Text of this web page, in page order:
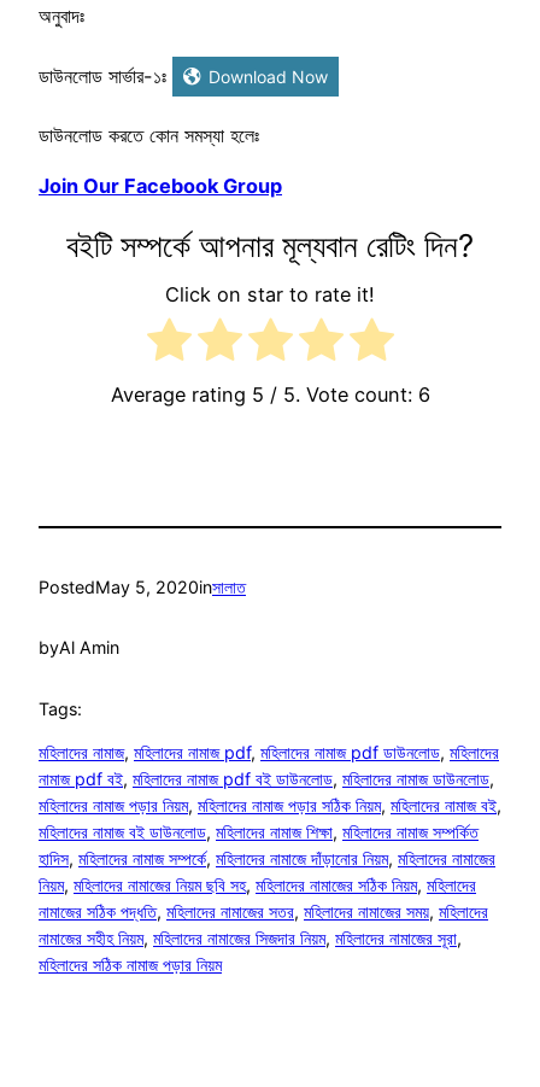
অনুবাদঃ
ডাউনলোড সার্ভার-১ঃ Download Now
ডাউনলোড করতে কোন সমস্যা হলেঃ
Join Our Facebook Group
বইটি সম্পর্কে আপনার মূল্যবান রেটিং দিন?
Click on star to rate it!
Average rating 5 / 5. Vote count: 6
PostedMay 5, 2020inসালাত
byAl Amin
Tags:
মহিলাদের নামাজ, মহিলাদের নামাজ pdf, মহিলাদের নামাজ pdf ডাউনলোড, মহিলাদের
নামাজ pdf বই, মহিলাদের নামাজ pdf বই ডাউনলোড, মহিলাদের নামাজ ডাউনলোড
মহিলাদের নামাজ পড়ার নিয়ম, মহিলাদের নামাজ পড়ার সঠিক নিয়ম, মহিলাদের নামাজ বই
মহিলাদের নামাজ বই ডাউনলোড, মহিলাদের নামাজ শিক্ষা, মহিলাদের নামাজ সম্পর্কিত
হাদিস, মহিলাদের নামাজ সম্পর্কে, মহিলাদের নামাজে দাঁড়ানোর নিয়ম, মহিলাদের নামাজের
নিয়ম, মহিলাদের নামাজের নিয়ম ছবি সহ, মহিলাদের নামাজের সঠিক নিয়ম, মহিলাদের
নামাজের সঠিক পদ্ধতি, মহিলাদের নামাজের সতর, মহিলাদের নামাজের সময়, মহিলাদের
নামাজের সহীহ নিয়ম, মহিলাদের নামাজের সিজদার নিয়ম, মহিলাদের নামাজের সূরা
মহিলাদের সঠিক নামাজ পড়ার নিয়ম